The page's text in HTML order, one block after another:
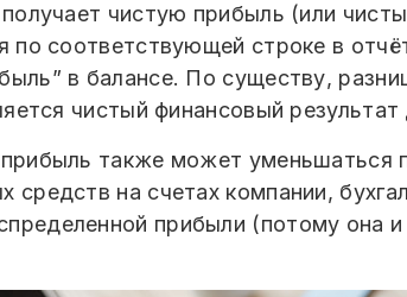
чистую прибыль (или
по соответствующей строке в
в балансе. По существу,
чистый финансовый результат
также может уменьшаться
на счетах компании,
прибыли (потому она